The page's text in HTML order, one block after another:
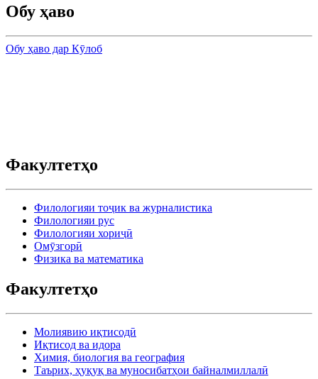
Обу ҳаво
Обу ҳаво дар Кӯлоб
Факултетҳо
Филологияи тоҷик ва журналистика
Филологияи рус
Филологияи хориҷӣ
Омӯзгорӣ
Физика ва математика
Факултетҳо
Молиявию иқтисодӣ
Иқтисод ва идора
Химия, биология ва география
Таърих, ҳуқуқ ва муносибатҳои байналмиллалӣ